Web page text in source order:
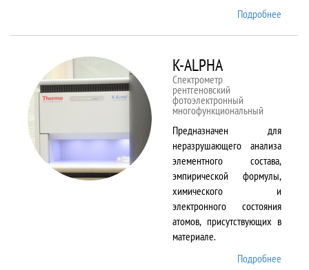
Подробнее
K-ALPHA
Спектрометр
рентгеновский
фотоэлектронный
многофункциональный
Предназначен для
неразрушающего анализа
элементного состава,
эмпирической формулы,
химического и
электронного состояния
атомов, присутствующих в
материале.
Подробнее